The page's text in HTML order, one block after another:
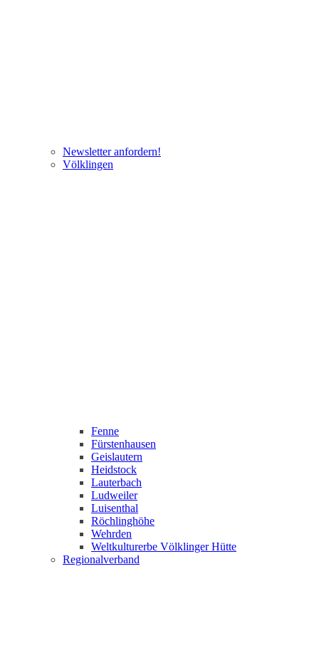
Newsletter anfordern!
Völklingen
Fenne
Fürstenhausen
Geislautern
Heidstock
Lauterbach
Ludweiler
Luisenthal
Röchlinghöhe
Wehrden
Weltkulturerbe Völklinger Hütte
Regionalverband